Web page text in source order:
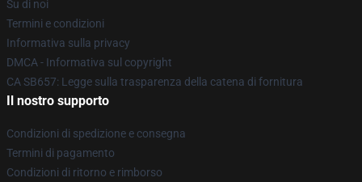
Su di noi
Termini e condizioni
Informativa sulla privacy
DMCA - Informativa sul copyright
CA SB657: Legge sulla trasparenza della catena di fornitura
Il nostro supporto
Condizioni di spedizione e consegna
Termini di pagamento
Condizioni di ritorno e rimborso